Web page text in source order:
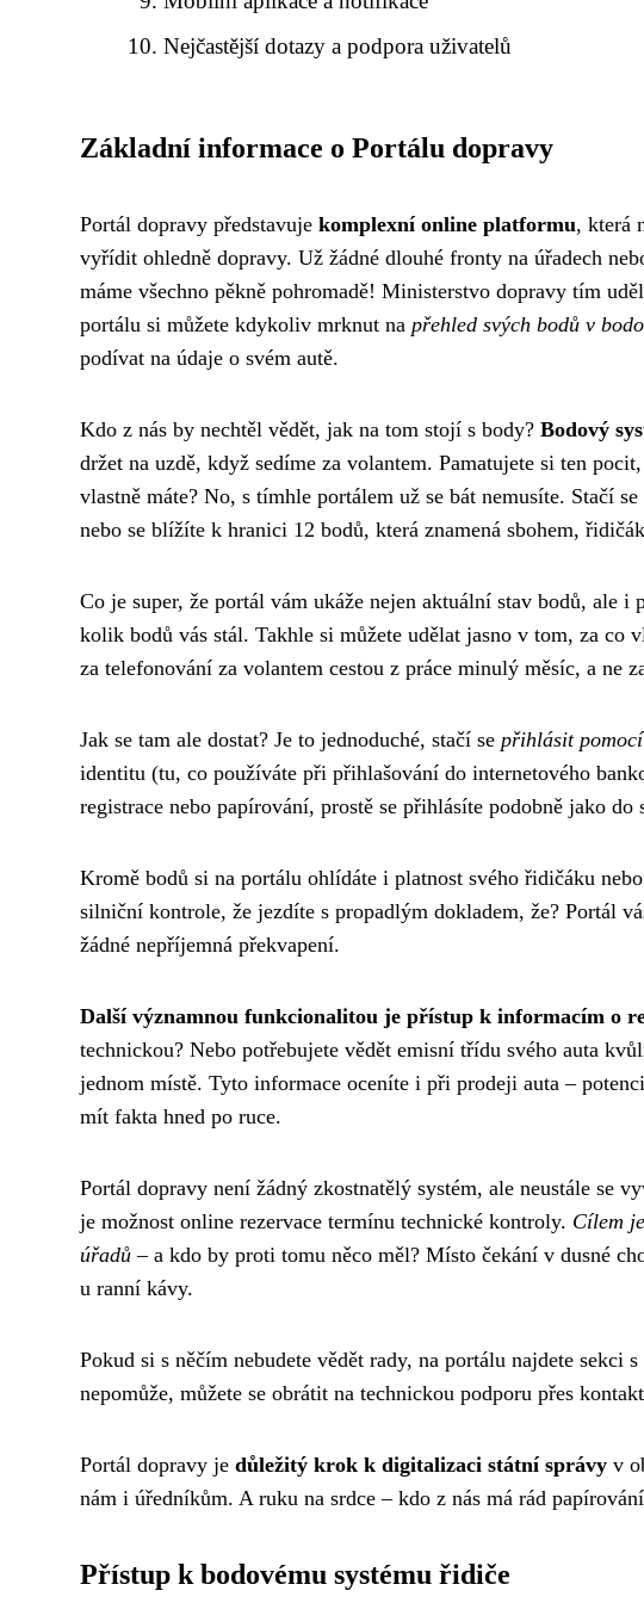
Nejčastější dotazy a podpora uživatelů
Základní informace o Portálu dopravy
Portál dopravy představuje komplexní online platformu, která
vyřídit ohledně dopravy. Už žádné dlouhé fronty na úřadech
máme všechno pěkně pohromadě! Ministerstvo dopravy tím
portálu si můžete kdykoliv mrknut na přehled svých bodů v
podívat na údaje o svém autě.
Kdo z nás by nechtěl vědět, jak na tom stojí s body? Bodový
držet na uzdě, když sedíme za volantem. Pamatujete si ten
vlastně máte? No, s tímhle portálem už se bát nemusíte. Stačí
nebo se blížíte k hranici 12 bodů, která znamená sbohem,
Co je super, že portál vám ukáže nejen aktuální stav bodů, ale i
kolik bodů vás stál. Takhle si můžete udělat jasno v tom, za co
za telefonování za volantem cestou z práce minulý měsíc, a ne
Jak se tam ale dostat? Je to jednoduché, stačí se přihlásit
identitu (tu, co používáte při přihlašování do internetového
registrace nebo papírování, prostě se přihlásíte podobně jako do
Kromě bodů si na portálu ohlídáte i platnost svého řidičáku
silniční kontrole, že jezdíte s propadlým dokladem, že? Portál
žádné nepříjemná překvapení.
Další významnou funkcionalitou je přístup k informacím o
technickou? Nebo potřebujete vědět emisní třídu svého auta
jednom místě. Tyto informace oceníte i při prodeji auta –
mít fakta hned po ruce.
Portál dopravy není žádný zkostnatělý systém, ale neustále se
je možnost online rezervace termínu technické kontroly. Cílem
úřadů – a kdo by proti tomu něco měl? Místo čekání v dusné
u ranní kávy.
Pokud si s něčím nebudete vědět rady, na portálu najdete sekci
nepomůže, můžete se obrátit na technickou podporu přes
Portál dopravy je důležitý krok k digitalizaci státní správy v
nám i úředníkům. A ruku na srdce – kdo z nás má rád
Přístup k bodovému systému řidiče